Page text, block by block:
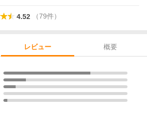
4.52 （79件）
レビュー
概要